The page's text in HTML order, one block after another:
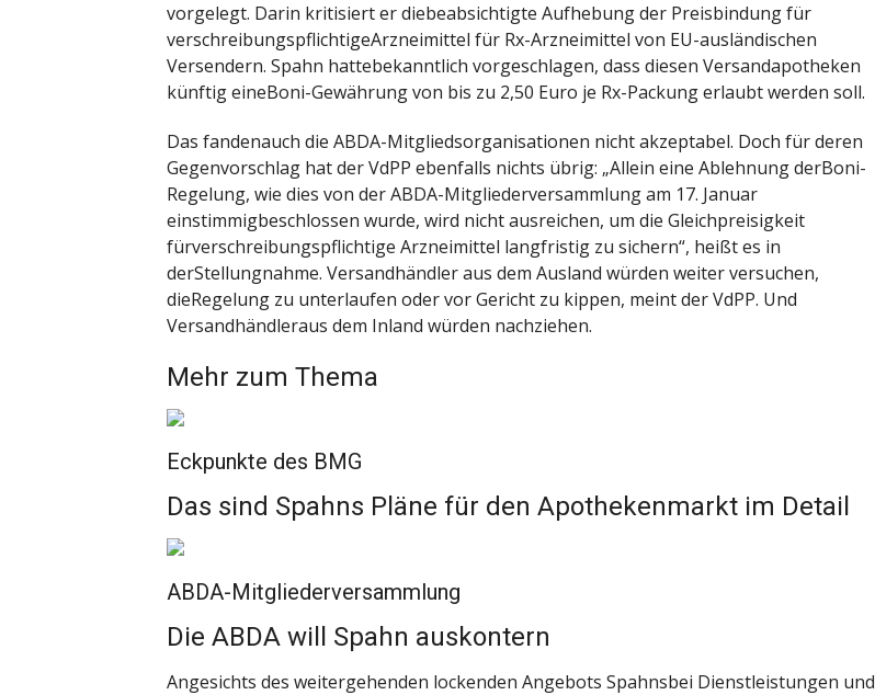
vorgelegt. Darin kritisiert er diebeabsichtigte Aufhebung der Preisbindung für
verschreibungspflichtigeArzneimittel für Rx-Arzneimittel von EU-ausländischen
Versendern. Spahn hattebekanntlich vorgeschlagen, dass diesen Versandapotheken
künftig eineBoni-Gewährung von bis zu 2,50 Euro je Rx-Packung erlaubt werden soll.
Das fandenauch die ABDA-Mitgliedsorganisationen nicht akzeptabel. Doch für deren
Gegenvorschlag hat der VdPP ebenfalls nichts übrig: „Allein eine Ablehnung derBoni-
Regelung, wie dies von der ABDA-Mitgliederversammlung am 17. Januar
einstimmigbeschlossen wurde, wird nicht ausreichen, um die Gleichpreisigkeit
fürverschreibungspflichtige Arzneimittel langfristig zu sichern“, heißt es in
derStellungnahme. Versandhändler aus dem Ausland würden weiter versuchen,
dieRegelung zu unterlaufen oder vor Gericht zu kippen, meint der VdPP. Und
Versandhändleraus dem Inland würden nachziehen.
Mehr zum Thema
Eckpunkte des BMG
Das sind Spahns Pläne für den Apothekenmarkt im Detail
ABDA-Mitgliederversammlung
Die ABDA will Spahn auskontern
Angesichts des weitergehenden lockenden Angebots Spahnsbei Dienstleistungen und